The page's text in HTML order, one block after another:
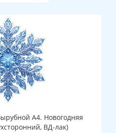
А4. Новогодняя
ВД-лак)